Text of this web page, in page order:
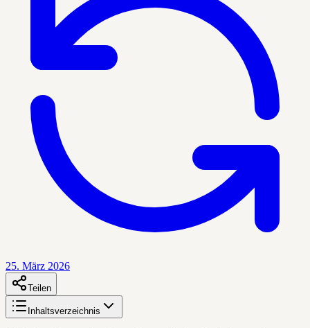
25. März 2026
Teilen
Inhaltsverzeichnis